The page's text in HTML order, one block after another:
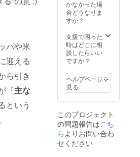
パや米
迎える
ら引き
『主な
という
いただ
きま
ンの都
合によ
り撮影
時期が
る可能
性もご
ざいま
す。 交
ご自身
のご負
担でお
願いい
たしま
milyサ
イトに
協賛と
載希望
の御社
名をご
記載く
い。
いと思
います
のでお
が前後
する可
能性が
ござい
※リター
ンの詳
細内容
は、本
確認く
ださ
い。 ※
支援時
に備考
かなかった場
合どうなりま
すか？
支援で困った
時はどこに相
談したらいい
ですか？
ヘルプページを
見る
このプロジェクト
の問題報告はこち
ら よりお問い合わ
せください